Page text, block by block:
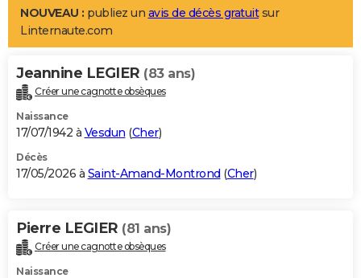
LIFESTYLE
Art de vivre
Bien-être
Loisirs
Mode
Modes de vie
Alimentation
Guide de la santé
Maladies
Médicaments
Sommeil
VOYAGE
Destinations
City break
Voyage nature
Voyage de noces
Forum
Climat
+PHOTO
GUIDES D'ACHAT
BONS PLANS
Carte de Noël
Carte Bonne année
Carte Saint-Valentin
Carte Pâques
Carte d'anniversaire
DICTIONNAIRE
Dictionnaire
Biographies
Citations
Expressions
Proverbes
PROGRAMME TV
NOUVEAU : publiez un avis de décès gratuitsur
Linternaute.com
Jeannine LEGIER (83 ans)
Créer une cagnotte obsèques
Naissance
17/07/1942 à Vesdun (Cher)
Décès
17/05/2026 à Saint-Amand-Montrond (Cher)
Pierre LEGIER (81 ans)
Créer une cagnotte obsèques
Naissance